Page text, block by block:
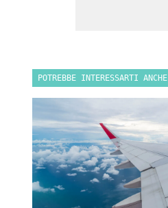
POTREBBE INTERESSARTI ANCHE